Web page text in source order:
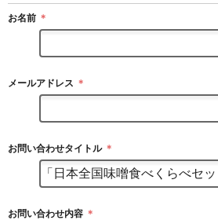
お名前 ＊
メールアドレス ＊
お問い合わせタイトル ＊
お問い合わせ内容 ＊